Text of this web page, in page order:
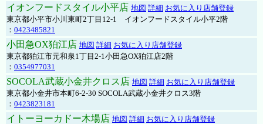
イオンフードスタイル小平店 地図 詳細 お気に入り店舗登録
東京都小平市小川東町2丁目12-1 イオンフードスタイル小平2階
： 0423485821
小田急OX狛江店 地図 詳細 お気に入り店舗登録
東京都狛江市元和泉1丁目2-1小田急OX狛江店2階
： 0354977031
SOCOLA武蔵小金井クロス店 地図 詳細 お気に入り店舗登録
東京都小金井市本町6-2-30 SOCOLA武蔵小金井クロス3階
： 0423823181
イトーヨーカドー木場店 地図 詳細 お気に入り店舗登録